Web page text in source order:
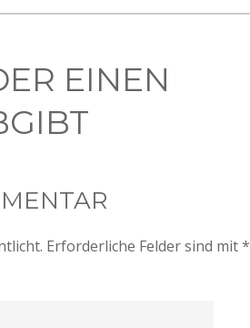
EINEN
Erforderliche Felder sind mit*